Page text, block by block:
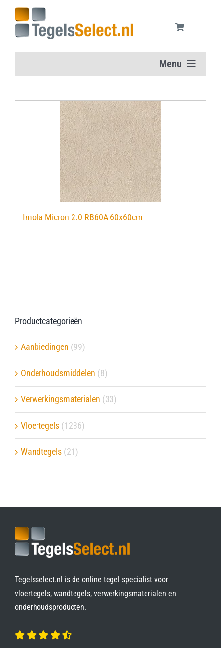
inhoud
Menu
Vloertegels
Wandtegels
Aanbiedingen
Onderhoudsmiddelen
Verwerkingsmaterialen
Imola Micron 2.0 RB60A 60x60cm
Productcategorieën
Aanbiedingen (99)
Onderhoudsmiddelen (8)
Verwerkingsmaterialen (33)
Vloertegels (1236)
Wandtegels (21)
Tegelsselect.nl is de online tegel specialist voor
vloertegels, wandtegels, verwerkingsmaterialen en
onderhoudsproducten.